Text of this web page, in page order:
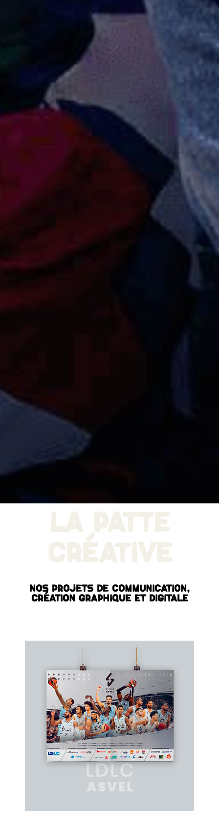
LA PATTE
CRÉATIVE
Nos projets de Communication,
création graphique et digitale
LDLC ASVEL